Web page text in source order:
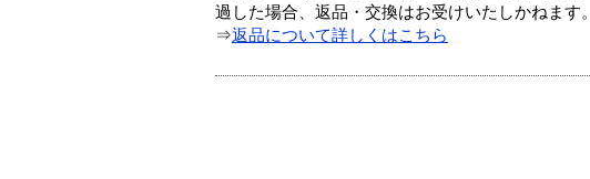
過した場合、返品・交換はお受けいたしかねます。
⇒返品について詳しくはこちら